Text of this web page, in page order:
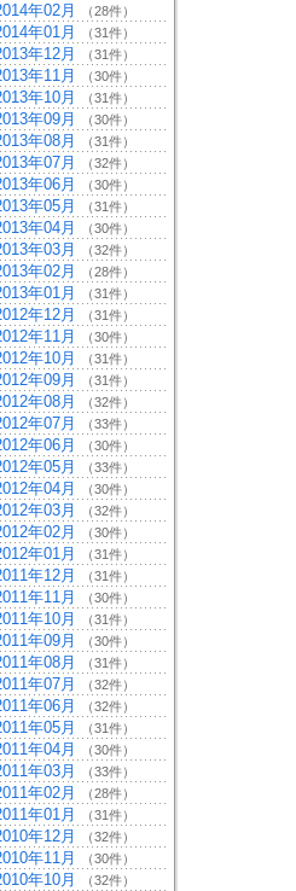
年02月 （28件）
年01月 （31件）
年12月 （31件）
年11月 （30件）
年10月 （31件）
年09月 （30件）
年08月 （31件）
年07月 （32件）
年06月 （30件）
年05月 （31件）
年04月 （30件）
年03月 （32件）
年02月 （28件）
年01月 （31件）
年12月 （31件）
年11月 （30件）
年10月 （31件）
年09月 （31件）
年08月 （32件）
年07月 （33件）
年06月 （30件）
年05月 （33件）
年04月 （30件）
年03月 （32件）
年02月 （30件）
年01月 （31件）
年12月 （31件）
年11月 （30件）
年10月 （31件）
年09月 （30件）
年08月 （31件）
年07月 （32件）
年06月 （32件）
年05月 （31件）
年04月 （30件）
年03月 （33件）
年02月 （28件）
年01月 （31件）
年12月 （32件）
年11月 （30件）
年10月 （32件）